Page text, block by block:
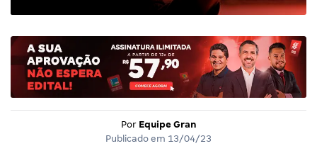
Por Equipe Gran
Publicado em 13/04/23